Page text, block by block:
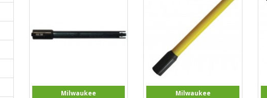
Milwaukee Milwaukee